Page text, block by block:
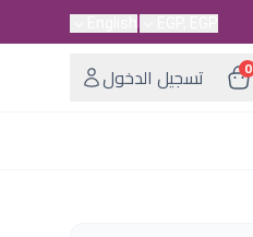
0
تسجيل الدخول